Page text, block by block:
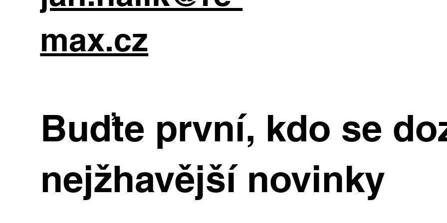
max.cz
Buďte první, kdo se
nejžhavější novinky